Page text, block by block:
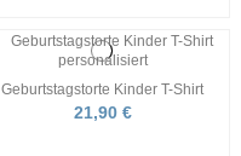
Geburtstagstorte Kinder T-Shirt
21,90 €